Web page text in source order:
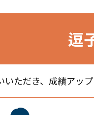
逗
いただき、成績アッ